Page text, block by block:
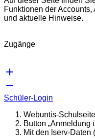
Funktionen der
und aktuelle Hinweise.
Zugänge
Schüler-Login
Webuntis-
Button „Anmeldung
Mit den Iserv-